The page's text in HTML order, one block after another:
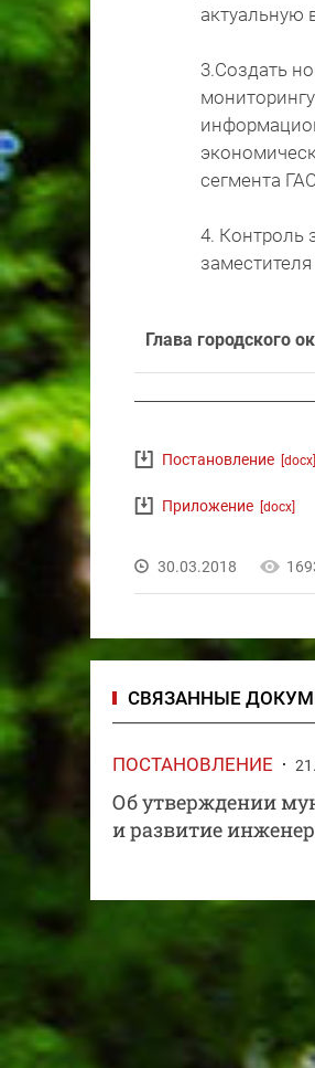
актуальную
3.Создать
сегмента
4. Контроль
Глава городского
Постановление [docx]
Приложение [docx]
30.03.2018
СВЯЗАННЫЕ
ПОСТАНОВЛЕНИЕ
Об утверждении
и развитие